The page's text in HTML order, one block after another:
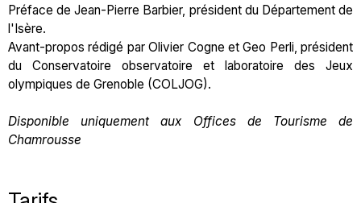
Préface de Jean-Pierre Barbier, président du Département de
l'Isère.
Avant-propos rédigé par Olivier Cogne et Geo Perli, président
du Conservatoire observatoire et laboratoire des Jeux
olympiques de Grenoble (COLJOG).
Disponible uniquement aux Offices de Tourisme de
Chamrousse